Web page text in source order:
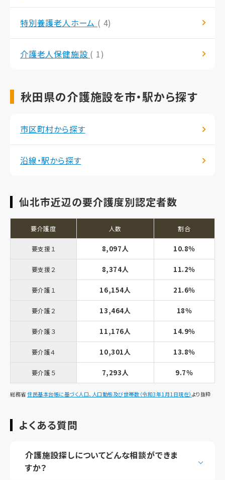
特別養護老人ホーム ( 4)
介護老人保健施設 ( 1)
秋田県の介護施設を市・駅から探す
市区町村から探す
沿線・駅から探す
仙北市近辺の要介護度別認定者数
要介護度 人数 割合
要支援１ 8,097人 10.8％
要支援２ 8,374人 11.2％
要介護１ 16,154人 21.6％
要介護２ 13,464人 18％
要介護３ 11,176人 14.9％
要介護４ 10,301人 13.8％
要介護５ 7,293人 9.7％
総務省住民基本台帳に基づく人口、人口動態及び世帯数（令和3年1月1日現在） より抜粋
よくある質問
介護施設探しについてどんな相談ができま
すか？